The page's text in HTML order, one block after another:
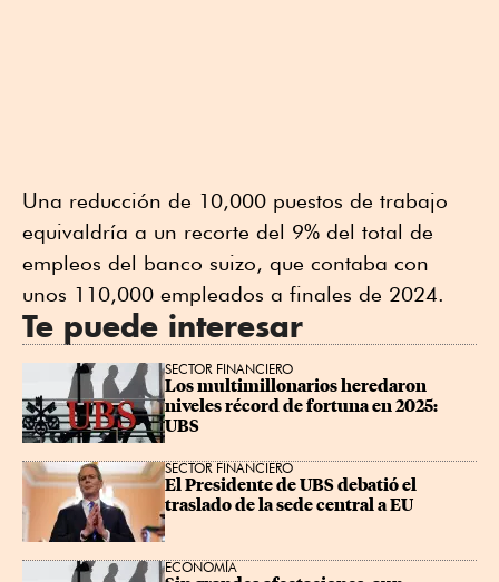
Una reducción de 10,000 puestos de trabajo
equivaldría a un recorte del 9% del total de
empleos del banco suizo, que contaba con
unos 110,000 empleados a finales de 2024.
Te puede interesar
SECTOR FINANCIERO
Los multimillonarios heredaron
niveles récord de fortuna en 2025:
UBS
SECTOR FINANCIERO
El Presidente de UBS debatió el
traslado de la sede central a EU
ECONOMÍA